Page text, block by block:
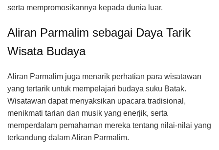
serta mempromosikannya kepada dunia luar.
Aliran Parmalim sebagai Daya Tarik
Wisata Budaya
Aliran Parmalim juga menarik perhatian para wisatawan
yang tertarik untuk mempelajari budaya suku Batak.
Wisatawan dapat menyaksikan upacara tradisional,
menikmati tarian dan musik yang enerjik, serta
memperdalam pemahaman mereka tentang nilai-nilai yang
terkandung dalam Aliran Parmalim.